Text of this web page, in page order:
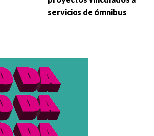
servicios de ómnibus